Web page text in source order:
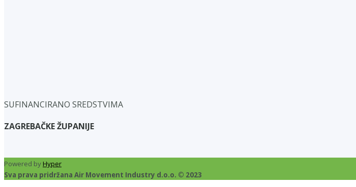
SUFINANCIRANO SREDSTVIMA
ZAGREBAČKE ŽUPANIJE
Powered byHyper
Sva prava pridržana Air Movement Industry d.o.o. © 2023